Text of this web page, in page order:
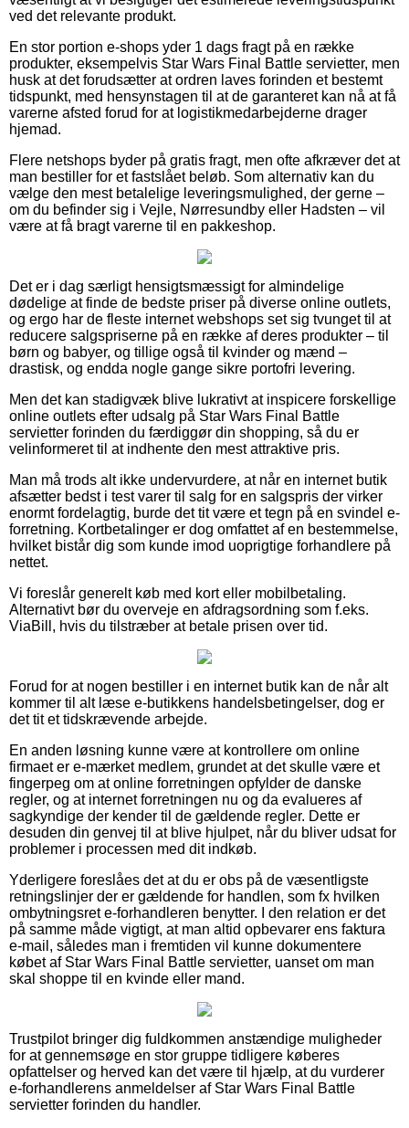
ved det relevante produkt.
En stor portion e-shops yder 1 dags fragt på en række
produkter, eksempelvis Star Wars Final Battle servietter, men
husk at det forudsætter at ordren laves forinden et bestemt
tidspunkt, med hensynstagen til at de garanteret kan nå at få
varerne afsted forud for at logistikmedarbejderne drager
hjemad.
Flere netshops byder på gratis fragt, men ofte afkræver det at
man bestiller for et fastslået beløb. Som alternativ kan du
vælge den mest betalelige leveringsmulighed, der gerne –
om du befinder sig i Vejle, Nørresundby eller Hadsten – vil
være at få bragt varerne til en pakkeshop.
Det er i dag særligt hensigtsmæssigt for almindelige
dødelige at finde de bedste priser på diverse online outlets,
og ergo har de fleste internet webshops set sig tvunget til at
reducere salgspriserne på en række af deres produkter – til
børn og babyer, og tillige også til kvinder og mænd –
drastisk, og endda nogle gange sikre portofri levering.
Men det kan stadigvæk blive lukrativt at inspicere forskellige
online outlets efter udsalg på Star Wars Final Battle
servietter forinden du færdiggør din shopping, så du er
velinformeret til at indhente den mest attraktive pris.
Man må trods alt ikke undervurdere, at når en internet butik
afsætter bedst i test varer til salg for en salgspris der virker
enormt fordelagtig, burde det tit være et tegn på en svindel e-
forretning. Kortbetalinger er dog omfattet af en bestemmelse,
hvilket bistår dig som kunde imod uoprigtige forhandlere på
nettet.
Vi foreslår generelt køb med kort eller mobilbetaling.
Alternativt bør du overveje en afdragsordning som f.eks.
ViaBill, hvis du tilstræber at betale prisen over tid.
Forud for at nogen bestiller i en internet butik kan de når alt
kommer til alt læse e-butikkens handelsbetingelser, dog er
det tit et tidskrævende arbejde.
En anden løsning kunne være at kontrollere om online
firmaet er e-mærket medlem, grundet at det skulle være et
fingerpeg om at online forretningen opfylder de danske
regler, og at internet forretningen nu og da evalueres af
sagkyndige der kender til de gældende regler. Dette er
desuden din genvej til at blive hjulpet, når du bliver udsat for
problemer i processen med dit indkøb.
Yderligere foreslåes det at du er obs på de væsentligste
retningslinjer der er gældende for handlen, som fx hvilken
ombytningsret e-forhandleren benytter. I den relation er det
på samme måde vigtigt, at man altid opbevarer ens faktura
e-mail, således man i fremtiden vil kunne dokumentere
købet af Star Wars Final Battle servietter, uanset om man
skal shoppe til en kvinde eller mand.
Trustpilot bringer dig fuldkommen anstændige muligheder
for at gennemsøge en stor gruppe tidligere køberes
opfattelser og herved kan det være til hjælp, at du vurderer
e-forhandlerens anmeldelser af Star Wars Final Battle
servietter forinden du handler.